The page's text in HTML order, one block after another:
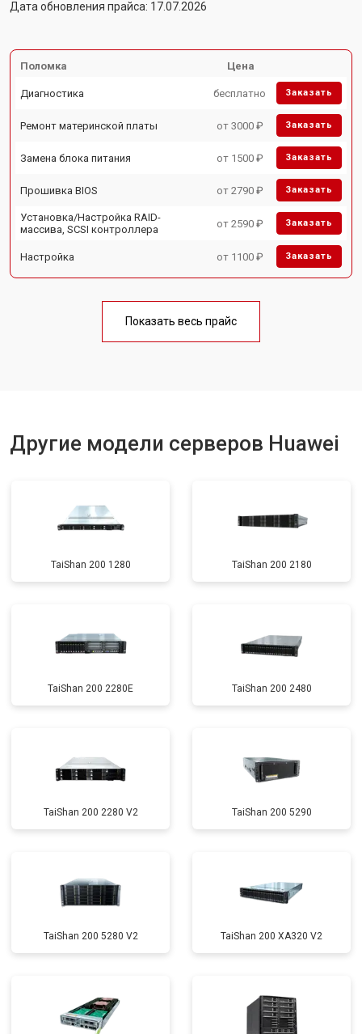
Дата обновления прайса: 17.07.2026
Поломка Цена
Диагностика бесплатно Заказать
Ремонт материнской платы от 3000 ₽ Заказать
Замена блока питания от 1500 ₽ Заказать
Прошивка BIOS от 2790 ₽ Заказать
Установка/Настройка RAID-
массива, SCSI контроллера
от 2590 ₽ Заказать
Настройка от 1100 ₽ Заказать
Показать весь прайс
Другие модели серверов Huawei
TaiShan 200 1280 TaiShan 200 2180
TaiShan 200 2280E TaiShan 200 2480
TaiShan 200 2280 V2 TaiShan 200 5290
TaiShan 200 5280 V2 TaiShan 200 XA320 V2